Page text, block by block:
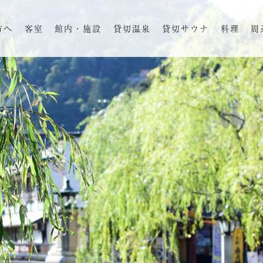
へ 客室 館内・施設 貸切温泉 貸切サウナ 料理 周